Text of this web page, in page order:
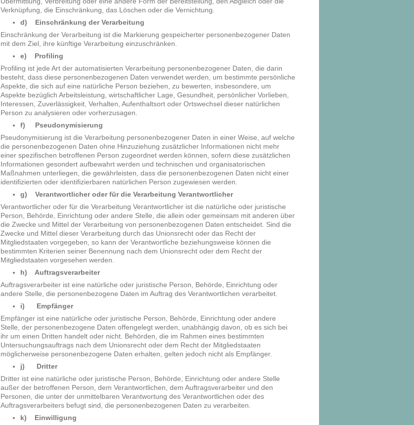
Verknüpfung, die Einschränkung, das Löschen oder die Vernichtung.
d) Einschränkung der Verarbeitung
Einschränkung der Verarbeitung ist die Markierung gespeicherter personenbezogener Daten
mit dem Ziel, ihre künftige Verarbeitung einzuschränken.
e) Profiling
Profiling ist jede Art der automatisierten Verarbeitung personenbezogener Daten, die darin
besteht, dass diese personenbezogenen Daten verwendet werden, um bestimmte persönliche
Aspekte, die sich auf eine natürliche Person beziehen, zu bewerten, insbesondere, um
Aspekte bezüglich Arbeitsleistung, wirtschaftlicher Lage, Gesundheit, persönlicher Vorlieben,
Interessen, Zuverlässigkeit, Verhalten, Aufenthaltsort oder Ortswechsel dieser natürlichen
Person zu analysieren oder vorherzusagen.
f) Pseudonymisierung
Pseudonymisierung ist die Verarbeitung personenbezogener Daten in einer Weise, auf welche
die personenbezogenen Daten ohne Hinzuziehung zusätzlicher Informationen nicht mehr
einer spezifischen betroffenen Person zugeordnet werden können, sofern diese zusätzlichen
Informationen gesondert aufbewahrt werden und technischen und organisatorischen
Maßnahmen unterliegen, die gewährleisten, dass die personenbezogenen Daten nicht einer
identifizierten oder identifizierbaren natürlichen Person zugewiesen werden.
g) Verantwortlicher oder für die Verarbeitung Verantwortlicher
Verantwortlicher oder für die Verarbeitung Verantwortlicher ist die natürliche oder juristische
Person, Behörde, Einrichtung oder andere Stelle, die allein oder gemeinsam mit anderen über
die Zwecke und Mittel der Verarbeitung von personenbezogenen Daten entscheidet. Sind die
Zwecke und Mittel dieser Verarbeitung durch das Unionsrecht oder das Recht der
Mitgliedstaaten vorgegeben, so kann der Verantwortliche beziehungsweise können die
bestimmten Kriterien seiner Benennung nach dem Unionsrecht oder dem Recht der
Mitgliedstaaten vorgesehen werden.
h) Auftragsverarbeiter
Auftragsverarbeiter ist eine natürliche oder juristische Person, Behörde, Einrichtung oder
andere Stelle, die personenbezogene Daten im Auftrag des Verantwortlichen verarbeitet.
i) Empfänger
Empfänger ist eine natürliche oder juristische Person, Behörde, Einrichtung oder andere
Stelle, der personenbezogene Daten offengelegt werden, unabhängig davon, ob es sich bei
ihr um einen Dritten handelt oder nicht. Behörden, die im Rahmen eines bestimmten
Untersuchungsauftrags nach dem Unionsrecht oder dem Recht der Mitgliedstaaten
möglicherweise personenbezogene Daten erhalten, gelten jedoch nicht als Empfänger.
j) Dritter
Dritter ist eine natürliche oder juristische Person, Behörde, Einrichtung oder andere Stelle
außer der betroffenen Person, dem Verantwortlichen, dem Auftragsverarbeiter und den
Personen, die unter der unmittelbaren Verantwortung des Verantwortlichen oder des
Auftragsverarbeiters befugt sind, die personenbezogenen Daten zu verarbeiten.
k) Einwilligung